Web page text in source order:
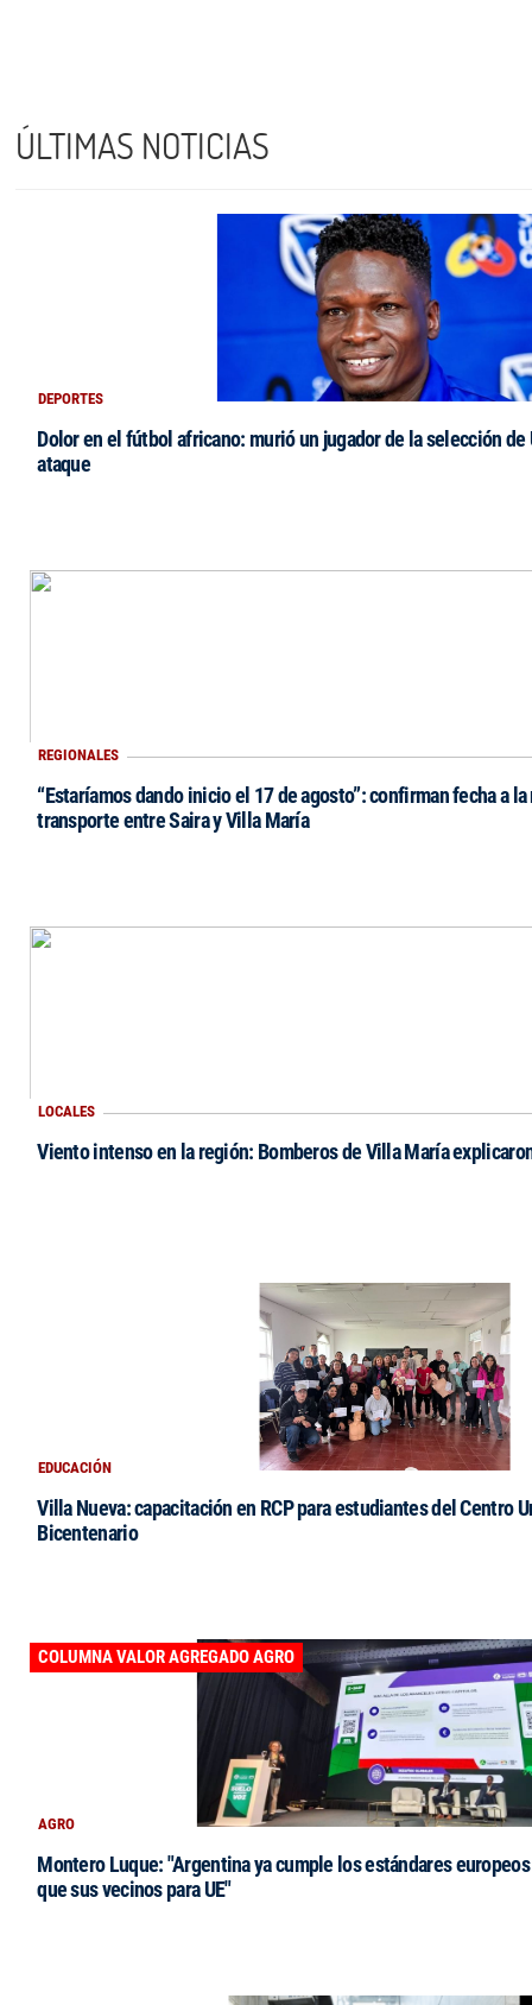
ÚLTIMAS NOTICIAS
DEPORTES
Dolor en el fútbol africano: murió un jugador de la selección
ataque
REGIONALES
“Estaríamos dando inicio el 17 de agosto”: confirman fecha a
transporte entre Saira y Villa María
LOCALES
Viento intenso en la región: Bomberos de Villa María
EDUCACIÓN
Villa Nueva: capacitación en RCP para estudiantes del Centro
Bicentenario
AGRO
COLUMNA VALOR AGREGADO AGRO
Montero Luque: "Argentina ya cumple los estándares
que sus vecinos para UE"